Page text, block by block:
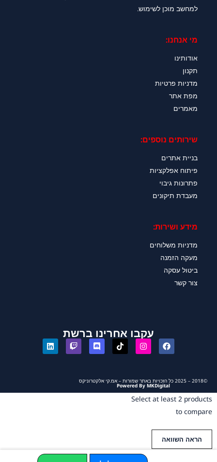
למחשב מוכן לשימוש.
מי אנחנו:
אודותינו
תקנון
מדניות פרטיות
מפת אתר
מאמרים
שירותים נוספים:
בניית אתרים
פיתוח אפלקציות
פתרונות גיבוי
מעבדת תיקונים
מידע ושירות:
מדניות משלוחים
מעקה הזמנה
ביטול עסקה
צור קשר
עקבו אחרינו ברשת
©2018 – 2025 כל הזכויות באתר שמורות – אמ.קי אלקטרוניקס
Powered By MKDigital
Select at least 2 products
to compare
הראה השוואה